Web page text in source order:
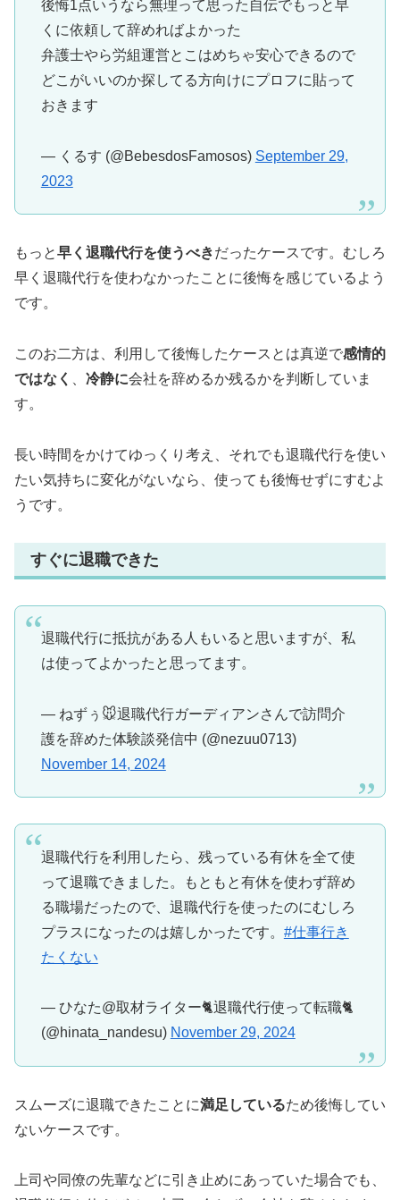
後悔1点いうなら無理って思った自伝でもっと早
くに依頼して辞めればよかった
弁護士やら労組運営とこはめちゃ安心できるので
どこがいいのか探してる方向けにプロフに貼って
おきます
— くるす (@BebesdosFamosos) September 29,
2023
もっと早く退職代行を使うべきだったケースです。むしろ
早く退職代行を使わなかったことに後悔を感じているよう
です。
このお二方は、利用して後悔したケースとは真逆で感情的
ではなく
冷静に会社を辞めるか残るかを判断していま
す。
長い時間をかけてゆっくり考え、それでも退職代行を使い
たい気持ちに変化がないなら、使っても後悔せずにすむよ
うです。
すぐに退職できた
退職代行に抵抗がある人もいると思いますが、私
は使ってよかったと思ってます。
— ねずぅ🐭退職代行ガーディアンさんで訪問介
護を辞めた体験談発信中 (@nezuu0713)
November 14, 2024
退職代行を利用したら、残っている有休を全て使
って退職できました。もともと有休を使わず辞め
る職場だったので、退職代行を使ったのにむしろ
プラスになったのは嬉しかったです。 #仕事行き
たくない
— ひなた@取材ライター🐈退職代行使って転職🐈
(@hinata_nandesu) November 29, 2024
スムーズに退職できたことに満足しているため後悔してい
ないケースです。
上司や同僚の先輩などに引き止めにあっていた場合でも、